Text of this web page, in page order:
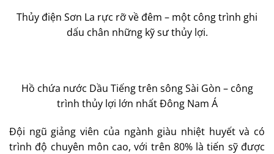
Thủy điện Sơn La rực rỡ về đêm – một công trình ghi
dấu chân những kỹ sư thủy lợi.
Hồ chứa nước Dầu Tiếng trên sông Sài Gòn – công
trình thủy lợi lớn nhất Đông Nam Á
Đội ngũ giảng viên của ngành giàu nhiệt huyết và có
trình độ chuyên môn cao, với trên 80% là tiến sỹ được